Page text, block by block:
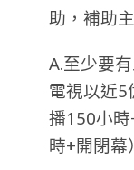
助，補助
A.至少要
電視以近5
播150小
時+開閉幕